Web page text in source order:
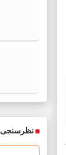
نظرسنجی